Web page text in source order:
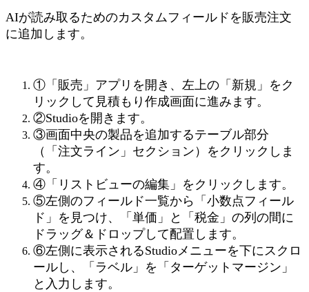
AIが読み取るためのカスタムフィールドを販売注文
に追加します。
①「販売」アプリを開き、左上の「新規」をク
リックして見積もり作成画面に進みます。
②Studioを開きます。
③画面中央の製品を追加するテーブル部分
（「注文ライン」セクション）をクリックしま
す。
④「リストビューの編集」をクリックします。
⑤左側のフィールド一覧から「小数点フィール
ド」を見つけ、「単価」と「税金」の列の間に
ドラッグ＆ドロップして配置します。
⑥左側に表示されるStudioメニューを下にスクロ
ールし、「ラベル」を「ターゲットマージン」
と入力します。